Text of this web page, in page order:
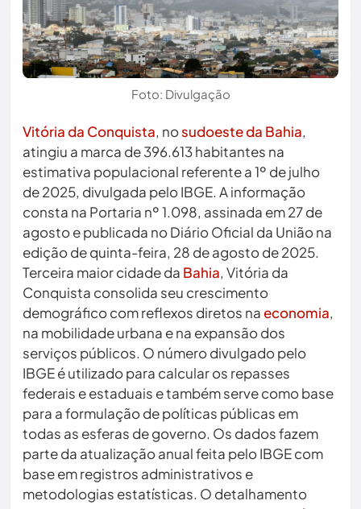
Foto: Divulgação
Vitória da Conquista, nosudoeste da Bahia,
atingiu a marca de 396.613 habitantes na
estimativa populacional referente a 1º de julho
de 2025, divulgada pelo IBGE. A informação
consta na Portaria nº 1.098, assinada em 27 de
agosto e publicada no Diário Oficial da União na
edição de quinta-feira, 28 de agosto de 2025.
Terceira maior cidade da Bahia, Vitória da
Conquista consolida seu crescimento
demográfico com reflexos diretos naeconomia,
na mobilidade urbana e na expansão dos
serviços públicos. O número divulgado pelo
IBGE é utilizado para calcular os repasses
federais e estaduais e também serve como base
para a formulação de políticas públicas em
todas as esferas de governo. Os dados fazem
parte da atualização anual feita pelo IBGE com
base em registros administrativos e
metodologias estatísticas. O detalhamento